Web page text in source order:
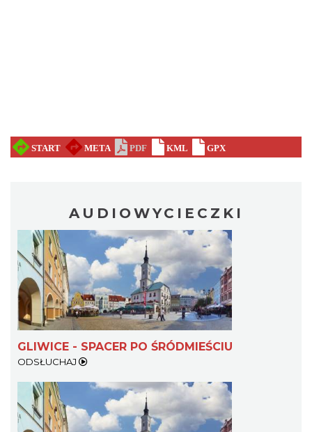
AUDIOWYCIECZKI
GLIWICE - SPACER PO ŚRÓDMIEŚCIU
ODSŁUCHAJ